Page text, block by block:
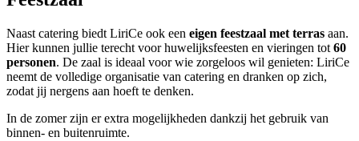
Naast catering biedt LiriCe ook een eigen feestzaal met terras aan.
Hier kunnen jullie terecht voor huwelijksfeesten en vieringen tot 60
personen. De zaal is ideaal voor wie zorgeloos wil genieten: LiriCe
neemt de volledige organisatie van catering en dranken op zich,
zodat jij nergens aan hoeft te denken.
In de zomer zijn er extra mogelijkheden dankzij het gebruik van
binnen- en buitenruimte.